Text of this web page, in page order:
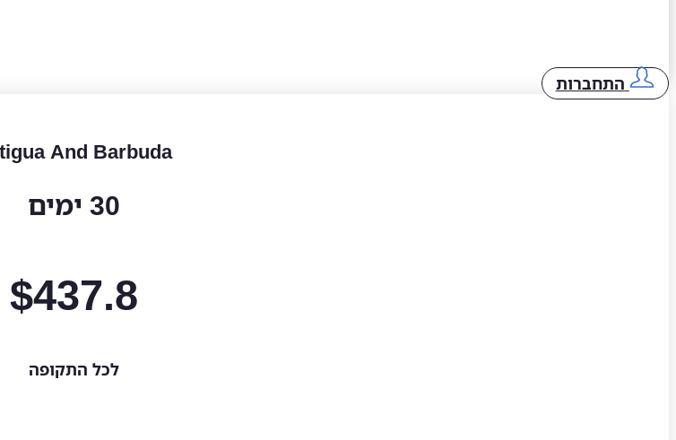
התחברות
And Barbuda
30 ימים
$437.8
לכל התקופה